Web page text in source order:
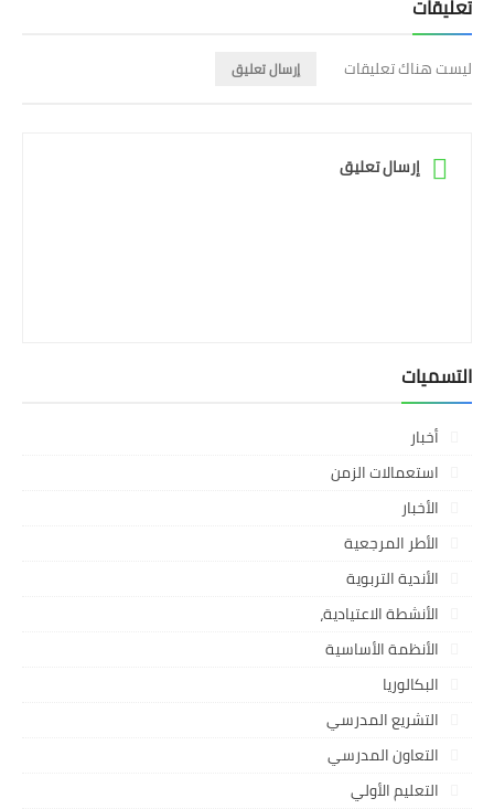
تعليقات
ليست هناك تعليقات إرسال تعليق
إرسال تعليق
التسميات
أخبار
استعمالات الزمن
الأخبار
الأطر المرجعية
الأندية التربوية
الأنشطة الاعتيادية،
الأنظمة الأساسية
البكالوريا
التشريع المدرسي
التعاون المدرسي
التعليم الأولي